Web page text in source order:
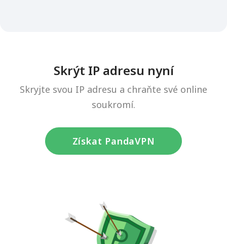
Skrýt IP adresu nyní
Skryjte svou IP adresu a chraňte své online
soukromí.
Získat PandaVPN